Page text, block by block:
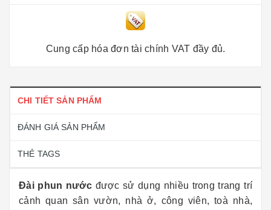
Cung cấp hóa đơn tài chính VAT đầy đủ.
CHI TIẾT SẢN PHẨM
ĐÁNH GIÁ SẢN PHẨM
THẺ TAGS
Đài phun nướcđược sử dụng nhiều trong trang trí
cảnh quan sân vườn, nhà ở, công viên, toà nhà,